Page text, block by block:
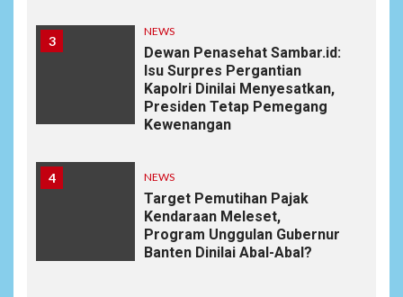
3
NEWS
Dewan Penasehat Sambar.id:
Isu Surpres Pergantian
Kapolri Dinilai Menyesatkan,
Presiden Tetap Pemegang
Kewenangan
4 NEWS
Target Pemutihan Pajak
Kendaraan Meleset,
Program Unggulan Gubernur
Banten Dinilai Abal-Abal?